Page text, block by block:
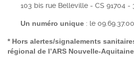
103 bis rue Belleville - CS 91704 -
Un numéro unique : le
* Hors alertes/signalements
régional de l’ARS Nouvelle-Aquitaine